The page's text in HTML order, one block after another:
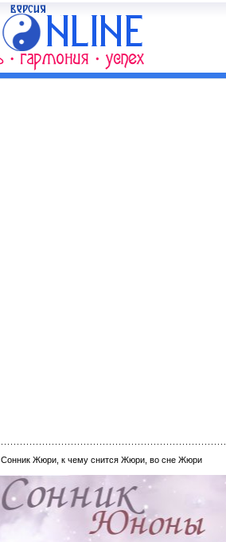
Сонник Жюри, к чему снится Жюри, во сне Жюри